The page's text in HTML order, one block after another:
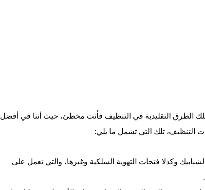
الطرق التقليدية في التنظيف فأنت مخطئ، حيث أننا في أفضل
التنظيف، تلك التي تشمل ما يلي:
وكذلا فتحات التهوية السلكية وغيرها، والتي تعمل على